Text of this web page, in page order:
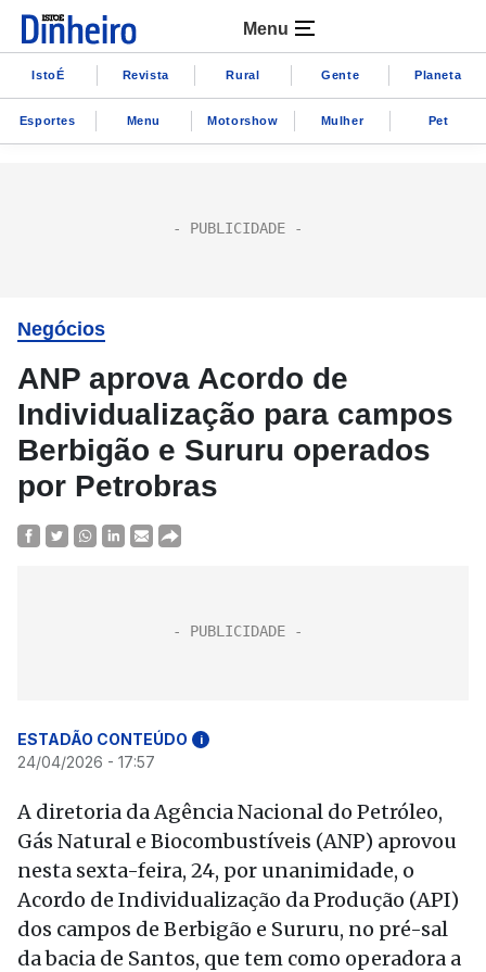
Menu
IstoÉ Revista Rural Gente Planeta
Esportes Menu Motorshow Mulher Pet
Negócios
ANP aprova Acordo de
Individualização para campos
Berbigão e Sururu operados
por Petrobras
ESTADÃO CONTEÚDO i
24/04/2026 - 17:57
A diretoria da Agência Nacional do Petróleo,
Gás Natural e Biocombustíveis (ANP) aprovou
nesta sexta-feira, 24, por unanimidade, o
Acordo de Individualização da Produção (API)
dos campos de Berbigão e Sururu, no pré-sal
da bacia de Santos, que tem como operadora a